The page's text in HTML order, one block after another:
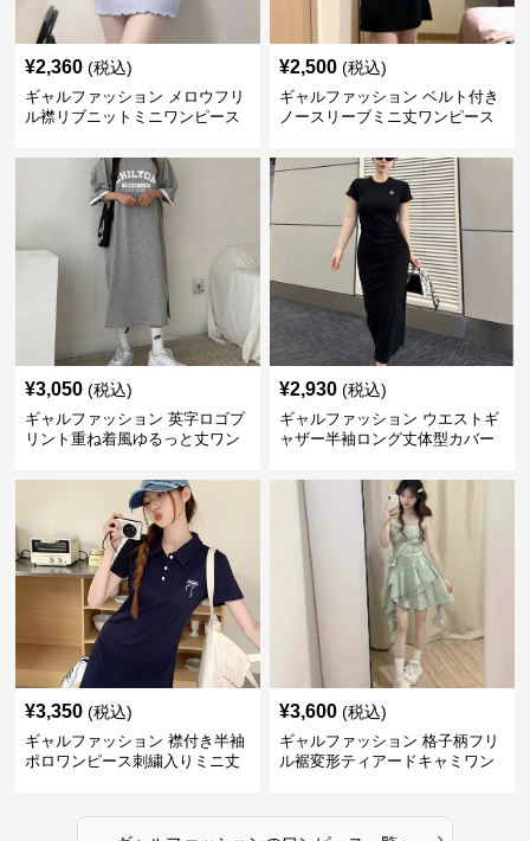
¥2,360 (税込)
ギャルファッション メロウフリ
ル襟リブニットミニワンピース
¥2,500 (税込)
ギャルファッション ベルト付き
ノースリーブミニ丈ワンピース
¥3,050 (税込)
ギャルファッション 英字ロゴプ
リント重ね着風ゆるっと丈ワン
¥2,930 (税込)
ギャルファッション ウエストギ
ャザー半袖ロング丈体型カバー
¥3,350 (税込)
ギャルファッション 襟付き半袖
ポロワンピース刺繍入りミニ丈
¥3,600 (税込)
ギャルファッション 格子柄フリ
ル裾変形ティアードキャミワン